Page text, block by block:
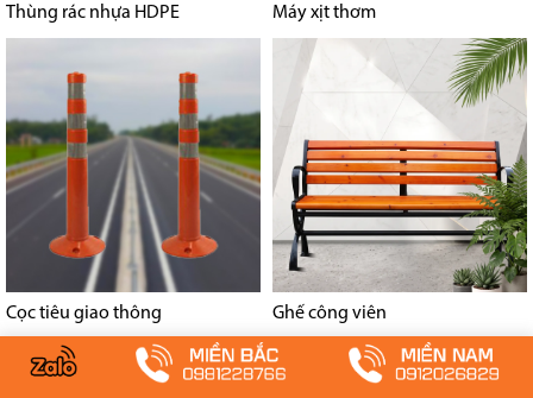
Thùng rác nhựa HDPE Máy xịt thơm
Cọc tiêu giao thông Ghế công viên